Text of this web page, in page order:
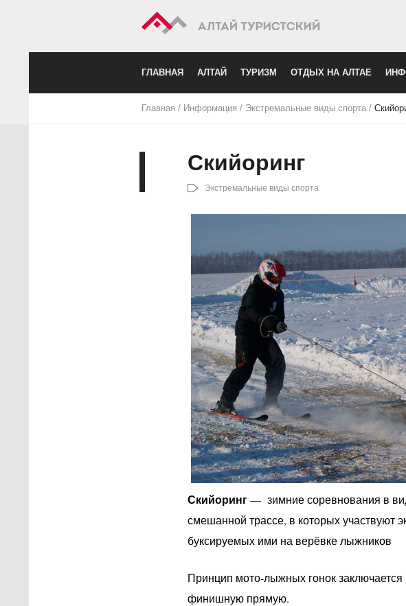
ГЛАВНАЯ АЛТАЙ ТУРИЗМ ОТДЫХ НА АЛТАЕ
Главная / Информация / Экстремальные виды спорта/
Скийоринг
Экстремальные виды спорта
Скийоринг— зимние соревнования в
смешанной трассе, в которых участвуют
буксируемых ими на верёвке лыжников
Принцип мото-лыжных гонок
финишную прямую.